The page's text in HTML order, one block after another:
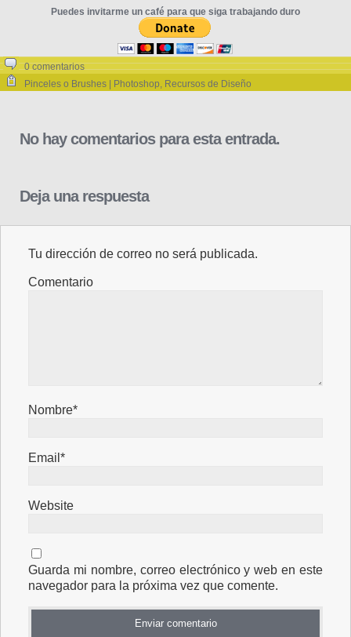
Puedes invitarme un café para que siga trabajando duro
0 comentarios
Pinceles o Brushes | Photoshop, Recursos de Diseño
No hay comentarios para esta entrada.
Deja una respuesta
Tu dirección de correo no será publicada.
Comentario
Nombre*
Email*
Website
Guarda mi nombre, correo electrónico y web en este
navegador para la próxima vez que comente.